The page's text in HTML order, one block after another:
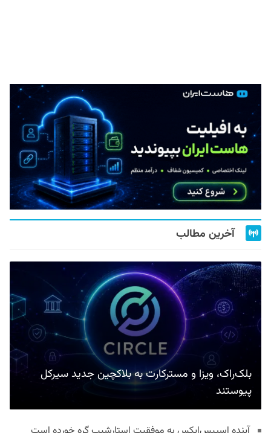
آخرین مطالب
بلک‌راک، ویزا و مسترکارت به بلاکچین جدید سیرکل
پیوستند